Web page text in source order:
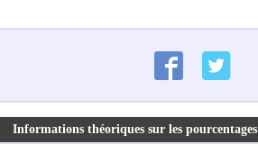
Informations théoriques sur les pourcentages